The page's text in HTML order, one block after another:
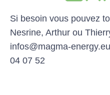
Si besoin vous pouvez
Nesrine, Arthur ou
infos@magma-
04 07 52